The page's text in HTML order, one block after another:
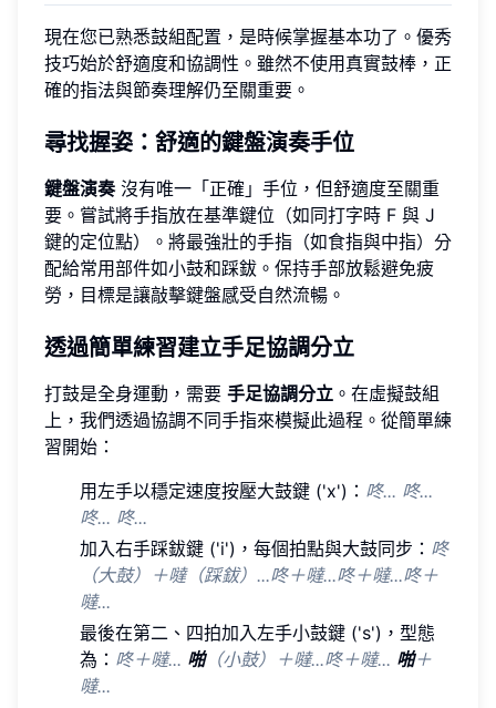
現在您已熟悉鼓組配置，是時候掌握基本功了。優秀
技巧始於舒適度和協調性。雖然不使用真實鼓棒，正
確的指法與節奏理解仍至關重要。
尋找握姿：舒適的鍵盤演奏手位
鍵盤演奏沒有唯一「正確」手位，但舒適度至關重
要。嘗試將手指放在基準鍵位（如同打字時 F 與 J
鍵的定位點）。將最強壯的手指（如食指與中指）分
配給常用部件如小鼓和踩鈸。保持手部放鬆避免疲
勞，目標是讓敲擊鍵盤感受自然流暢。
透過簡單練習建立手足協調分立
打鼓是全身運動，需要 手足協調分立 。在虛擬鼓組
上，我們透過協調不同手指來模擬此過程。從簡單練
習開始：
用左手以穩定速度按壓大鼓鍵 ('x')： 咚... 咚...
咚... 咚...
加入右手踩鈸鍵 ('i')，每個拍點與大鼓同步： 咚
（大鼓）＋噠（踩鈸）...咚＋噠...咚＋噠...咚＋
噠...
最後在第二、四拍加入左手小鼓鍵 ('s')，型態
為： 咚＋噠... 啪（小鼓）＋噠...咚＋噠... 啪＋
噠...